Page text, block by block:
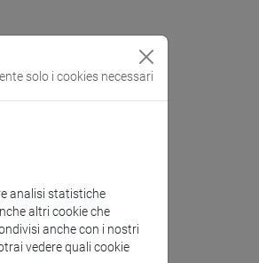
solo i cookies necessari
analisi statistiche
altri cookie che
anche con i nostri
vedere quali cookie